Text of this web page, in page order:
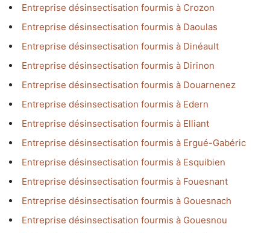
Entreprise désinsectisation fourmis à Crozon
Entreprise désinsectisation fourmis à Daoulas
Entreprise désinsectisation fourmis à Dinéault
Entreprise désinsectisation fourmis à Dirinon
Entreprise désinsectisation fourmis à Douarnenez
Entreprise désinsectisation fourmis à Edern
Entreprise désinsectisation fourmis à Elliant
Entreprise désinsectisation fourmis à Ergué-Gabéric
Entreprise désinsectisation fourmis à Esquibien
Entreprise désinsectisation fourmis à Fouesnant
Entreprise désinsectisation fourmis à Gouesnach
Entreprise désinsectisation fourmis à Gouesnou